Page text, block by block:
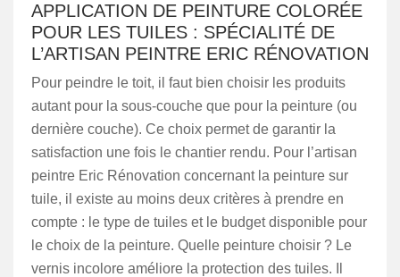
APPLICATION DE PEINTURE COLORÉE
POUR LES TUILES : SPÉCIALITÉ DE
L’ARTISAN PEINTRE ERIC RÉNOVATION
Pour peindre le toit, il faut bien choisir les produits
autant pour la sous-couche que pour la peinture (ou
dernière couche). Ce choix permet de garantir la
satisfaction une fois le chantier rendu. Pour l’artisan
peintre Eric Rénovation concernant la peinture sur
tuile, il existe au moins deux critères à prendre en
compte : le type de tuiles et le budget disponible pour
le choix de la peinture. Quelle peinture choisir ? Le
vernis incolore améliore la protection des tuiles. Il